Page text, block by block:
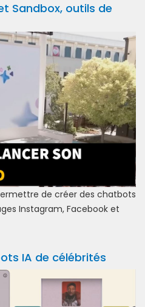
Sandbox, outils de
de créer des chatbots
Instagram, Facebook et
IA de célébrités